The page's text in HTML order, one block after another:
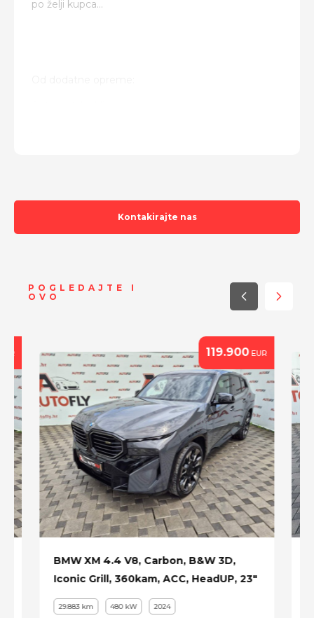
po želji kupca...
itd...
Kontakirajte nas
POGLEDAJTE I
OVO
119.900EUR
BMW XM 4.4 V8, Carbon, B&W 3D,
Iconic Grill, 360kam, ACC, HeadUP, 23"
29.883 km 480 kW 2024